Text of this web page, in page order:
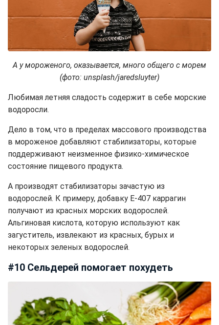
А у мороженого, оказывается, много общего с морем
(фото: unsplash/jaredsluyter)
Любимая летняя сладость содержит в себе морские
водоросли.
Дело в том, что в пределах массового производства
в мороженое добавляют стабилизаторы, которые
поддерживают неизменное физико-химическое
состояние пищевого продукта.
А производят стабилизаторы зачастую из
водорослей. К примеру, добавку Е-407 каррагин
получают из красных морских водорослей.
Альгиновая кислота, которую используют как
загуститель, извлекают из красных, бурых и
некоторых зеленых водорослей.
#10 Сельдерей помогает похудеть